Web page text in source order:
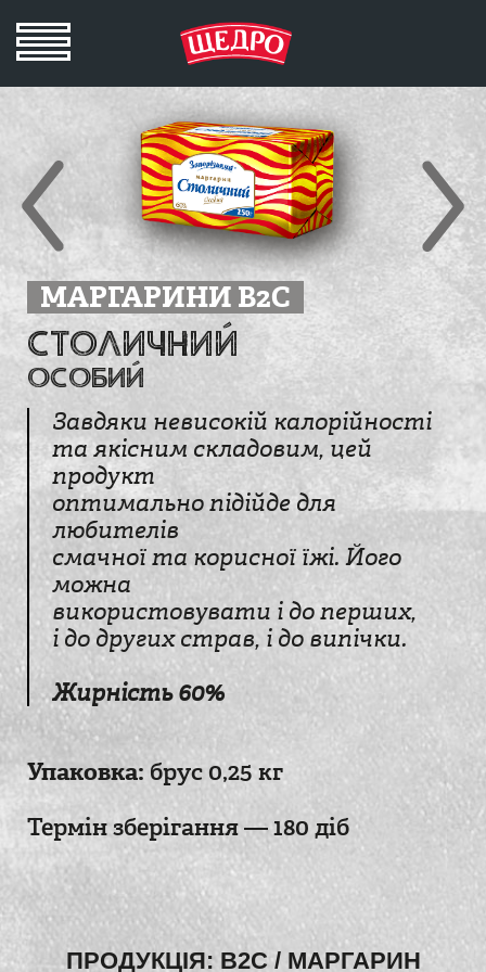
МАРГАРИНИ B2C
Столичний
особий
Завдяки невисокій калорійності
та якісним складовим, цей
продукт
оптимально підійде для
любителів
смачної та корисної їжі. Його
можна
використовувати і до перших,
і до других страв, і до випічки.
Жирність 60%
Упаковка: брус 0,25 кг
Термін зберігання — 180 діб
ПРОДУКЦІЯ: B2C/ МАРГАРИН